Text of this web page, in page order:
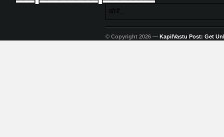
© Copyright 2026 — KapilVastu Post: Get